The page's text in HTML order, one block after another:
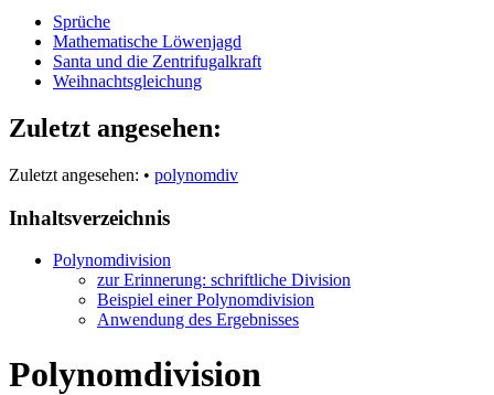
Sprüche
Mathematische Löwenjagd
Santa und die Zentrifugalkraft
Weihnachtsgleichung
Zuletzt angesehen:
Zuletzt angesehen: • polynomdiv
Inhaltsverzeichnis
Polynomdivision
zur Erinnerung: schriftliche Division
Beispiel einer Polynomdivision
Anwendung des Ergebnisses
Polynomdivision